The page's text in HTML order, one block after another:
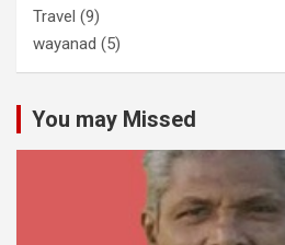
Travel (9)
wayanad (5)
You may Missed